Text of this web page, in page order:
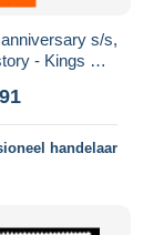
s/s,
- Kings &
handelaar